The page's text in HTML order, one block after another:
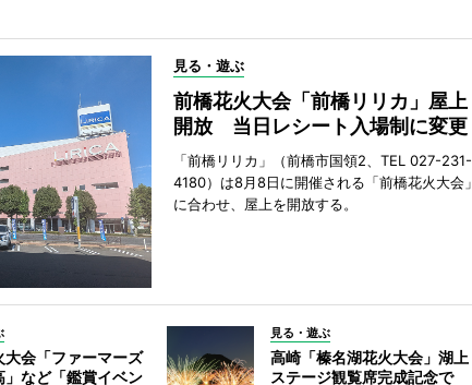
見る・遊ぶ
前橋花火大会「前橋リリカ」屋上
開放 当日レシート入場制に変更
「前橋リリカ」（前橋市国領2、TEL 027-231-
4180）は8月8日に開催される「前橋花火大会」
に合わせ、屋上を開放する。
大会「ファーマーズ
」など「鑑賞イベン
見る・遊ぶ
高崎「榛名湖花火大会」湖上
ステージ観覧席完成記念で